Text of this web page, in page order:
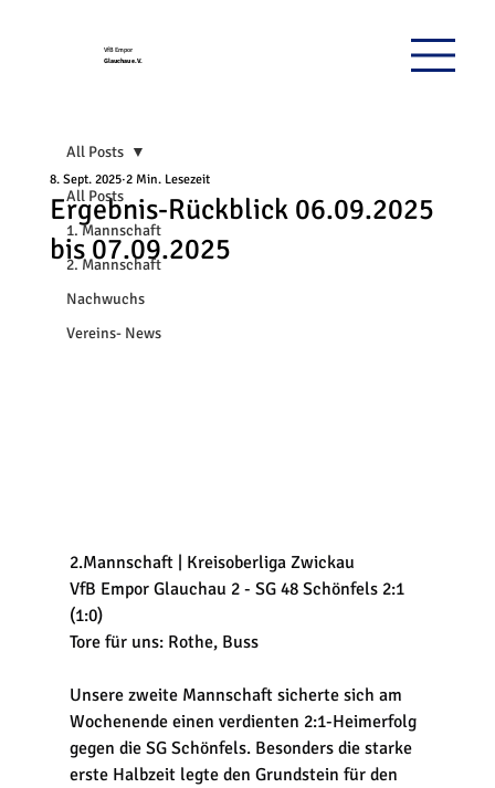
VfB Empor
Glauchau e.V.
All Posts
1. Mannschaft
2. Mannschaft
Nachwuchs
Vereins- News
All Posts
Ergebnis-Rückblick 06.09.2025
bis 07.09.2025
8. Sept. 2025 2 Min. Lesezeit
2.Mannschaft | Kreisoberliga Zwickau
VfB Empor Glauchau 2 - SG 48 Schönfels 2:1
(1:0)
Tore für uns: Rothe, Buss
Unsere zweite Mannschaft sicherte sich am
Wochenende einen verdienten 2:1-Heimerfolg
gegen die SG Schönfels. Besonders die starke
erste Halbzeit legte den Grundstein für den